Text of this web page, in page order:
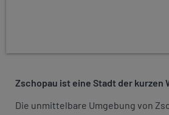
Zschopau ist eine Stadt der kurzen
Die unmittelbare Umgebung von